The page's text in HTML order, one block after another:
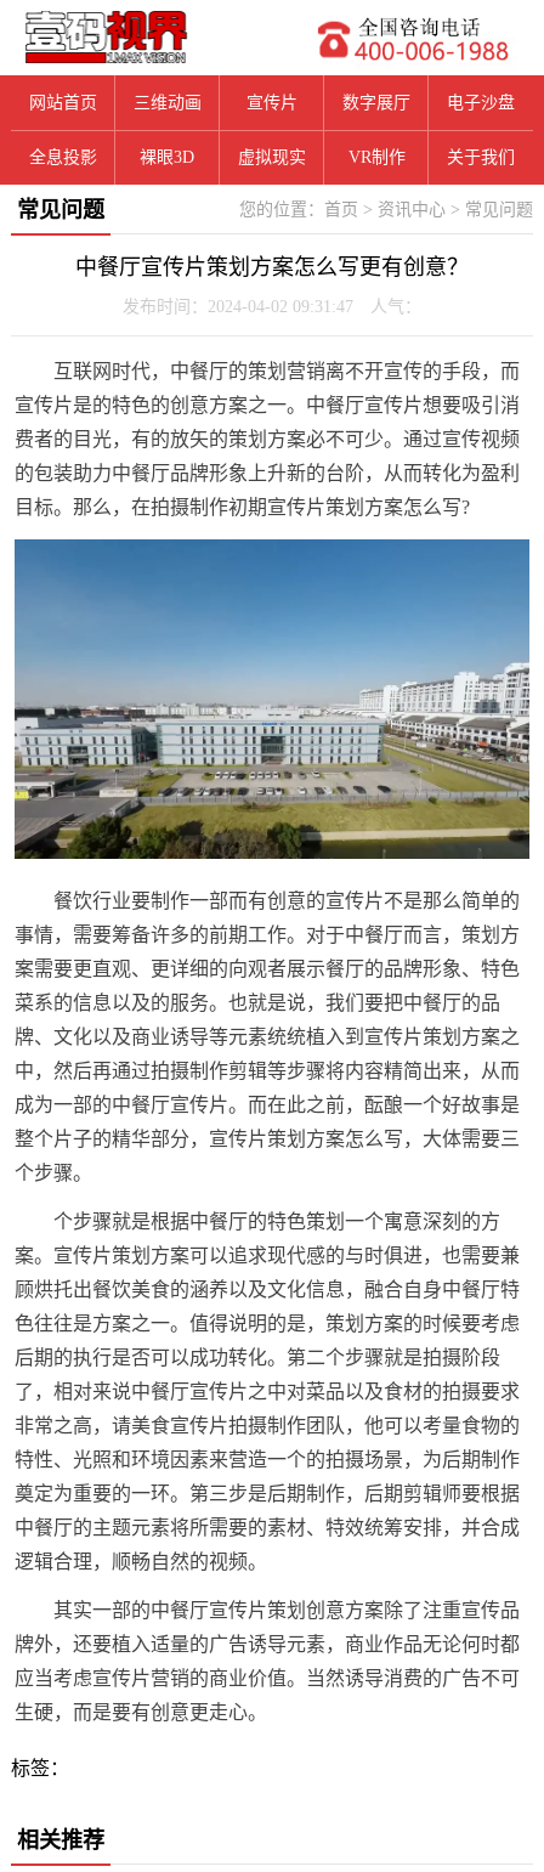
网站首页 三维动画 宣传片 数字展厅 电子沙盘
全息投影 裸眼3D 虚拟现实 VR制作 关于我们
您的位置： 首页 > 资讯中心 > 常见问题
常见问题
中餐厅宣传片策划方案怎么写更有创意？
发布时间：2024-04-02 09:31:47 人气：
互联网时代，中餐厅的策划营销离不开宣传的手段，而
宣传片是的特色的创意方案之一。中餐厅宣传片想要吸引消
费者的目光，有的放矢的策划方案必不可少。通过宣传视频
的包装助力中餐厅品牌形象上升新的台阶，从而转化为盈利
目标。那么，在拍摄制作初期宣传片策划方案怎么写?
餐饮行业要制作一部而有创意的宣传片不是那么简单的
事情，需要筹备许多的前期工作。对于中餐厅而言，策划方
案需要更直观、更详细的向观者展示餐厅的品牌形象、特色
菜系的信息以及的服务。也就是说，我们要把中餐厅的品
牌、文化以及商业诱导等元素统统植入到宣传片策划方案之
中，然后再通过拍摄制作剪辑等步骤将内容精简出来，从而
成为一部的中餐厅宣传片。而在此之前，酝酿一个好故事是
整个片子的精华部分，宣传片策划方案怎么写，大体需要三
个步骤。
个步骤就是根据中餐厅的特色策划一个寓意深刻的方
案。宣传片策划方案可以追求现代感的与时俱进，也需要兼
顾烘托出餐饮美食的涵养以及文化信息，融合自身中餐厅特
色往往是方案之一。值得说明的是，策划方案的时候要考虑
后期的执行是否可以成功转化。第二个步骤就是拍摄阶段
了，相对来说中餐厅宣传片之中对菜品以及食材的拍摄要求
非常之高，请美食宣传片拍摄制作团队，他可以考量食物的
特性、光照和环境因素来营造一个的拍摄场景，为后期制作
奠定为重要的一环。第三步是后期制作，后期剪辑师要根据
中餐厅的主题元素将所需要的素材、特效统筹安排，并合成
逻辑合理，顺畅自然的视频。
其实一部的中餐厅宣传片策划创意方案除了注重宣传品
牌外，还要植入适量的广告诱导元素，商业作品无论何时都
应当考虑宣传片营销的商业价值。当然诱导消费的广告不可
生硬，而是要有创意更走心。
标签：
相关推荐